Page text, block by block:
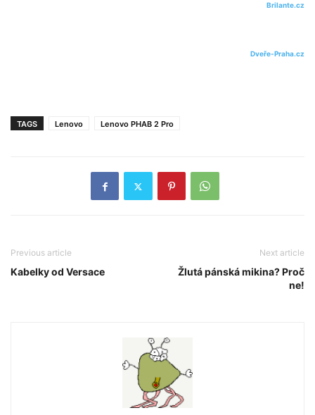
Brilante.cz
Dveře-Praha.cz
TAGS Lenovo Lenovo PHAB 2 Pro
Previous article
Kabelky od Versace
Next article
Žlutá pánská mikina? Proč
ne!